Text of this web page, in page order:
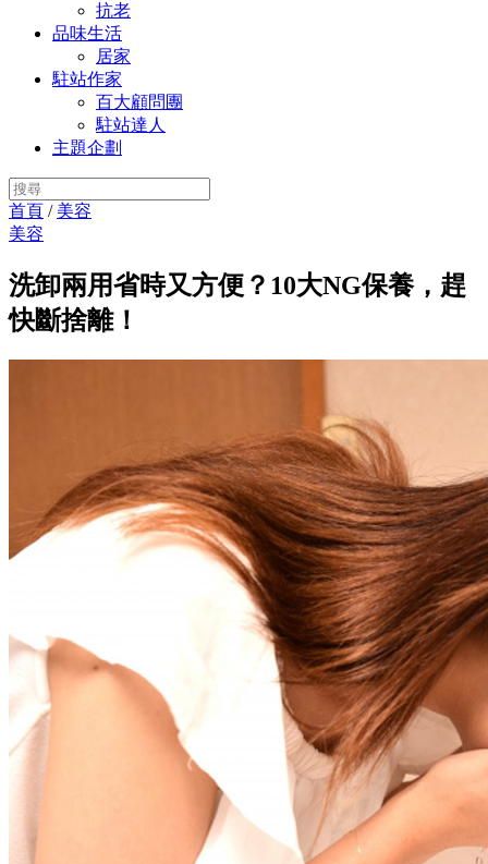
抗老
品味生活
居家
駐站作家
百大顧問團
駐站達人
主題企劃
首頁 / 美容
美容
洗卸兩用省時又方便？10大NG保養，趕
快斷捨離！